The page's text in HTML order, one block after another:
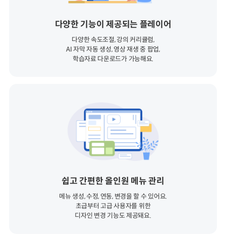
다양한 기능이 제공되는 플레이어
다양한 속도조절, 강의 커리큘럼,
AI 자막 자동 생성, 영상 재생 중 팝업,
학습자료 다운로드가 가능해요.
쉽고 간편한 올인원 메뉴 관리
메뉴 생성, 수정, 연동, 변경을 할 수 있어요.
초급부터 고급 사용자를 위한
디자인 변경 기능도 제공돼요.